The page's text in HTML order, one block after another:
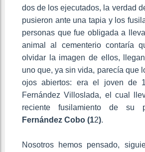
dos de los ejecutados, la verdad
pusieron ante una tapia y los
personas que fue obligada a
animal al cementerio contaría
olvidar la imagen de ellos,
uno que, ya sin vida, parecía que
ojos abiertos: era el joven de
Fernández Villoslada, el cual
reciente fusilamiento de su
Fernández Cobo (12).
Nosotros hemos pensado,